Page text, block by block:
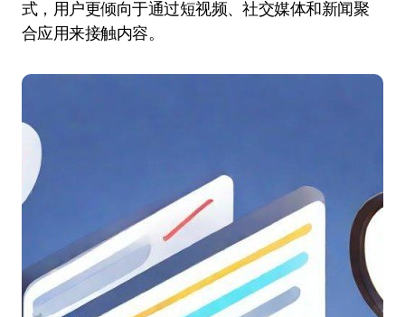
式，用户更倾向于通过短视频、社交媒体和新闻聚
合应用来接触内容。